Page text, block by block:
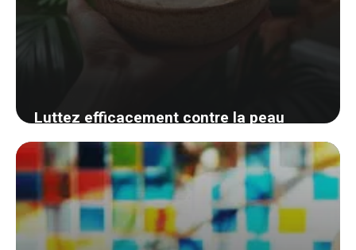
Luttez efficacement contre la peau
brillante avec ce secret de grand-mère
simple et naturel
24 août 2024